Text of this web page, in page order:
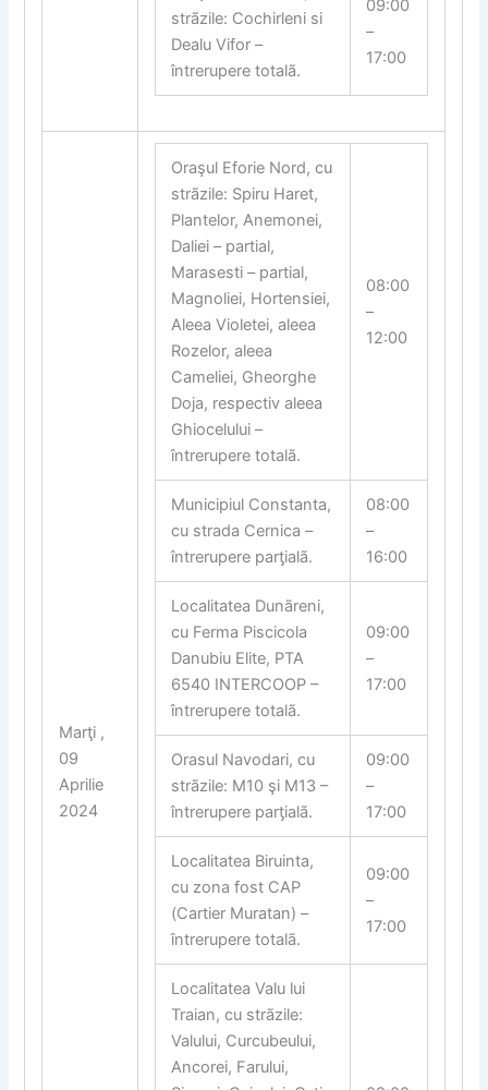
strãzile: Cochirleni si
Dealu Vifor –
întrerupere totalã.
09:00
–
17:00
Marţi ,
09
Aprilie
2024
Oraşul Eforie Nord, cu
strãzile: Spiru Haret,
Plantelor, Anemonei,
Daliei – partial,
Marasesti – partial,
Magnoliei, Hortensiei,
Aleea Violetei, aleea
Rozelor, aleea
Cameliei, Gheorghe
Doja, respectiv aleea
Ghiocelului –
întrerupere totalã.
08:00
–
12:00
Municipiul Constanta,
cu strada Cernica –
întrerupere parƫialã.
08:00
–
16:00
Localitatea Dunãreni,
cu Ferma Piscicola
Danubiu Elite, PTA
6540 INTERCOOP –
întrerupere totalã.
09:00
–
17:00
Orasul Navodari, cu
strãzile: M10 şi M13 –
întrerupere parƫialã.
09:00
–
17:00
Localitatea Biruinta,
cu zona fost CAP
(Cartier Muratan) –
întrerupere totalã.
09:00
–
17:00
Localitatea Valu lui
Traian, cu strãzile:
Valului, Curcubeului,
Ancorei, Farului,